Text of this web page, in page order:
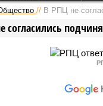
// В РПЦ не
согласились